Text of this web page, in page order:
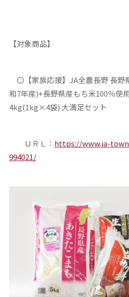
【対象商品】
〇【家族応援】JA全農長野 長野
和7年産)+長野県産もち米100％使
4kg(1kg×4袋) 大満足セット
ＵＲＬ： https://www.ja-
994021/